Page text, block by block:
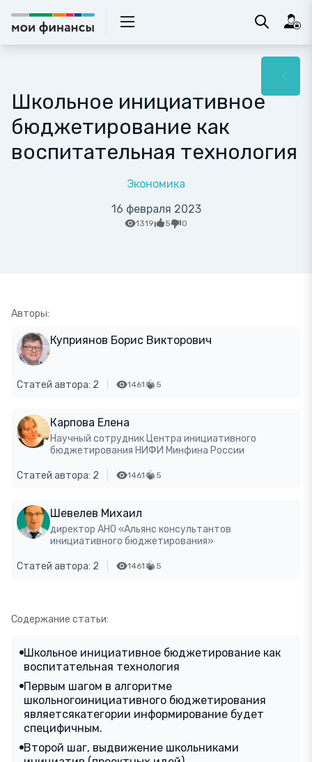
Школьное инициативное
бюджетирование как
воспитательная технология
Экономика
16 февраля 2023
1319 5 0
Авторы:
Куприянов Борис Викторович
Статей автора: 2 1461 5
Карпова Елена
Научный сотрудник Центра инициативного
бюджетирования НИФИ Минфина России
Статей автора: 2 1461 5
Шевелев Михаил
директор АНО «Альянс консультантов
инициативного бюджетирования»
Статей автора: 2 1461 5
Содержание статьи:
Школьное инициативное бюджетирование как
воспитательная технология
Первым шагом в алгоритме
школьногоинициативного бюджетирования
являетсякатегории информирование будет
специфичным.
Второй шаг, выдвижение школьниками